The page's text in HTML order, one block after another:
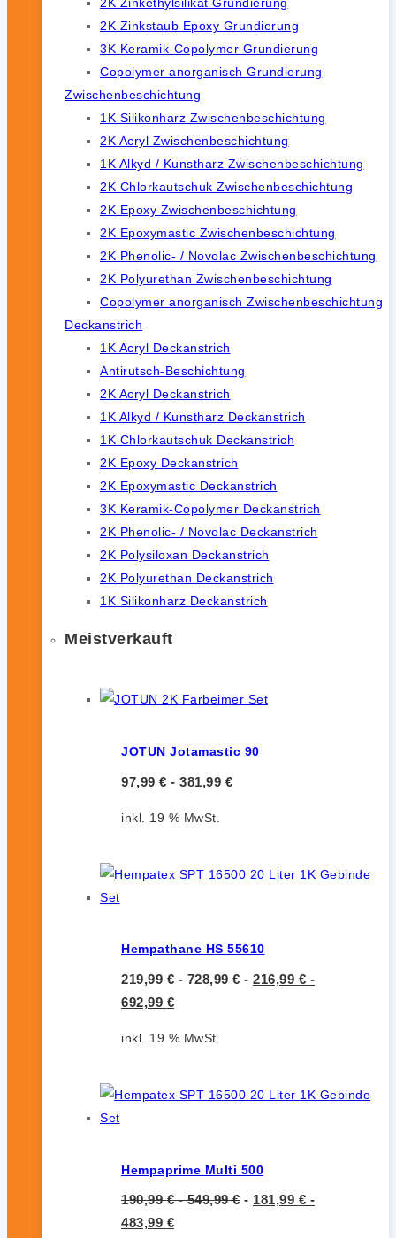
2K Zinkstaub Epoxy Grundierung
3K Keramik-Copolymer Grundierung
Copolymer anorganisch Grundierung
Zwischenbeschichtung
1K Silikonharz Zwischenbeschichtung
2K Acryl Zwischenbeschichtung
1K Alkyd / Kunstharz Zwischenbeschichtung
2K Chlorkautschuk Zwischenbeschichtung
2K Epoxy Zwischenbeschichtung
2K Epoxymastic Zwischenbeschichtung
2K Phenolic- / Novolac Zwischenbeschichtung
2K Polyurethan Zwischenbeschichtung
Copolymer anorganisch Zwischenbeschichtung
Deckanstrich
1K Acryl Deckanstrich
Antirutsch-Beschichtung
2K Acryl Deckanstrich
1K Alkyd / Kunstharz Deckanstrich
1K Chlorkautschuk Deckanstrich
2K Epoxy Deckanstrich
2K Epoxymastic Deckanstrich
3K Keramik-Copolymer Deckanstrich
2K Phenolic- / Novolac Deckanstrich
2K Polysiloxan Deckanstrich
2K Polyurethan Deckanstrich
1K Silikonharz Deckanstrich
Meistverkauft
JOTUN Jotamastic 90
97,99 € - 381,99 €
inkl. 19 % MwSt.
Hempathane HS 55610
219,99€-728,99€- 216,99 € -
692,99 €
inkl. 19 % MwSt.
Hempaprime Multi 500
190,99€-549,99€- 181,99 € -
483,99 €